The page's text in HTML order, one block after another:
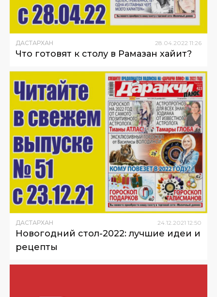
ДАСТАРХАН 28.04.2022 11:26
Что готовят к столу в Рамазан хайит?
ДАСТАРХАН 24 12 2021 12:50
Новогодний стол-2022: лучшие идеи и
рецепты